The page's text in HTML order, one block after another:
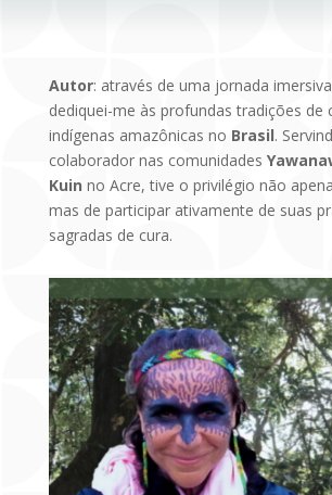
Autor: através de uma jornada
dediquei-me às profundas tradições de
indígenas amazônicas no Brasil.
colaborador nas comunidades
Kuin no Acre, tive o privilégio não
mas de participar ativamente de suas
sagradas de cura.